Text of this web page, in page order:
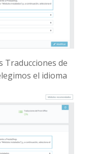
Traducciones de
el idioma